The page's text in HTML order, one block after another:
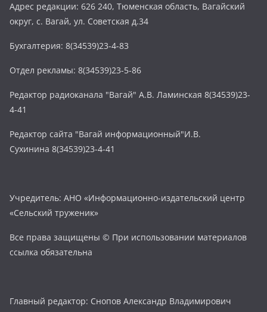
Адрес редакции: 626 240, Тюменская область, Вагайский
округ, с. Вагай, ул. Советская д.34
Бухгалтерия: 8(34539)23-4-83
Отдел рекламы: 8(34539)23-5-86
Редактор радиоканала "Вагай" А.В. Ламинская 8(34539)23-
4-41
Редактор сайта "Вагай информационный"И.В.
Сухинина 8(34539)23-4-41
Учредитель: АНО «Информационно-издательский центр
«Сельский труженик»
Все права защищены © При использовании материалов
ссылка обязательна
Главный редактор: Снопов Александр Владимирович